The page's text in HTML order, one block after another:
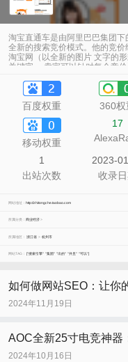
淘宝直通车是由阿里巴巴集团
全新的搜索竞价模式。他的竞
淘宝网（以全新的图片 文字的
关键字， 卖家可以针对每个竞
百度权重 360权
移动权重
17
1
出站次数
2023-
收录
网站地址： http://zhitongche.taobao.com
所属分类： 商业经济>
所属地区： 浙江省> 杭州市
网站TAG： ["搜索引擎" "集团" "出的" "并且" "可以"]
如何做网站SEO：让你
2024年11月19日
AOC全新25寸电竞神器
2024年10月16日